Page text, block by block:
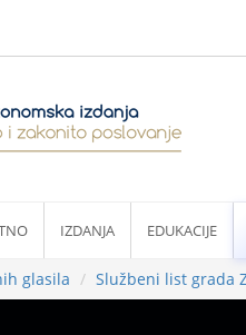
IZDANJA EDUKACIJE
glasila Službeni list grada